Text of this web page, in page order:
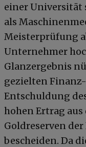
einer Universität
als
Meisterprüfung
Unternehmer
Glanzergebnis
gezielten
Entschuldung
hohen Ertrag
Goldreserven
bescheiden. Da